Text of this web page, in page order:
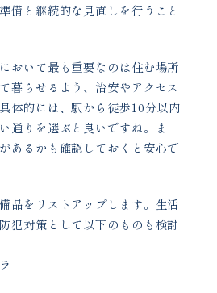
備と継続的な見直しを行うこと
おいて最も重要なのは住む場所
暮らせるよう、治安やアクセス
体的には、駅から徒歩10分以内
通りを選ぶと良いですね。ま
あるかも確認しておくと安心で
品をリストアップします。生活
犯対策として以下のものも検討